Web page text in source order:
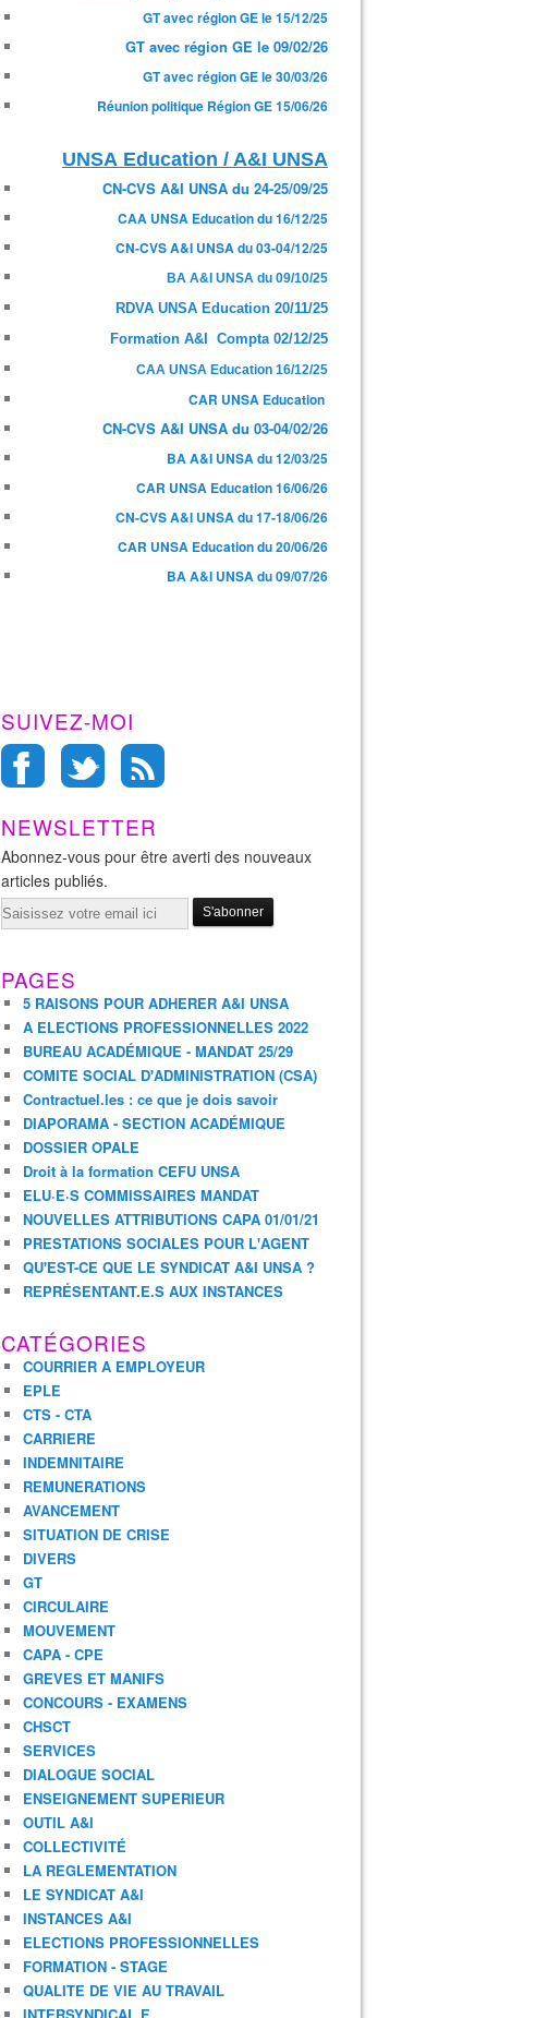
GT avec région GE le 15/12/25
GT avec région GE le 09/02/26
GT avec région GE le 30/03/26
Réunion politique Région GE 15/06/26
UNSA Education / A&I UNSA
CN-CVS A&I UNSA du 24-25/09/25
CAA UNSA Education du 16/12/25
CN-CVS A&I UNSA du 03-04/12/25
BA A&I UNSA du 09/10/25
RDVA UNSA Education 20/11/25
Formation A&I Compta 02/12/25
CAA UNSA Education 16/12/25
CAR UNSA Education
CN-CVS A&I UNSA du 03-04/02/26
BA A&I UNSA du 12/03/25
CAR UNSA Education 16/06/26
CN-CVS A&I UNSA du 17-18/06/26
CAR UNSA Education du 20/06/26
BA A&I UNSA du 09/07/26
SUIVEZ-MOI
NEWSLETTER
Abonnez-vous pour être averti des nouveaux
articles publiés.
Email
PAGES
5 RAISONS POUR ADHERER A&I UNSA
A ELECTIONS PROFESSIONNELLES 2022
BUREAU ACADÉMIQUE - MANDAT 25/29
COMITE SOCIAL D'ADMINISTRATION (CSA)
Contractuel.les : ce que je dois savoir
DIAPORAMA - SECTION ACADÉMIQUE
DOSSIER OPALE
Droit à la formation CEFU UNSA
ELU·E·S COMMISSAIRES MANDAT
NOUVELLES ATTRIBUTIONS CAPA 01/01/21
PRESTATIONS SOCIALES POUR L'AGENT
QU'EST-CE QUE LE SYNDICAT A&I UNSA ?
REPRÉSENTANT.E.S AUX INSTANCES
CATÉGORIES
COURRIER A EMPLOYEUR
EPLE
CTS - CTA
CARRIERE
INDEMNITAIRE
REMUNERATIONS
AVANCEMENT
SITUATION DE CRISE
DIVERS
GT
CIRCULAIRE
MOUVEMENT
CAPA - CPE
GREVES ET MANIFS
CONCOURS - EXAMENS
CHSCT
SERVICES
DIALOGUE SOCIAL
ENSEIGNEMENT SUPERIEUR
OUTIL A&I
COLLECTIVITÉ
LA REGLEMENTATION
LE SYNDICAT A&I
INSTANCES A&I
ELECTIONS PROFESSIONNELLES
FORMATION - STAGE
QUALITE DE VIE AU TRAVAIL